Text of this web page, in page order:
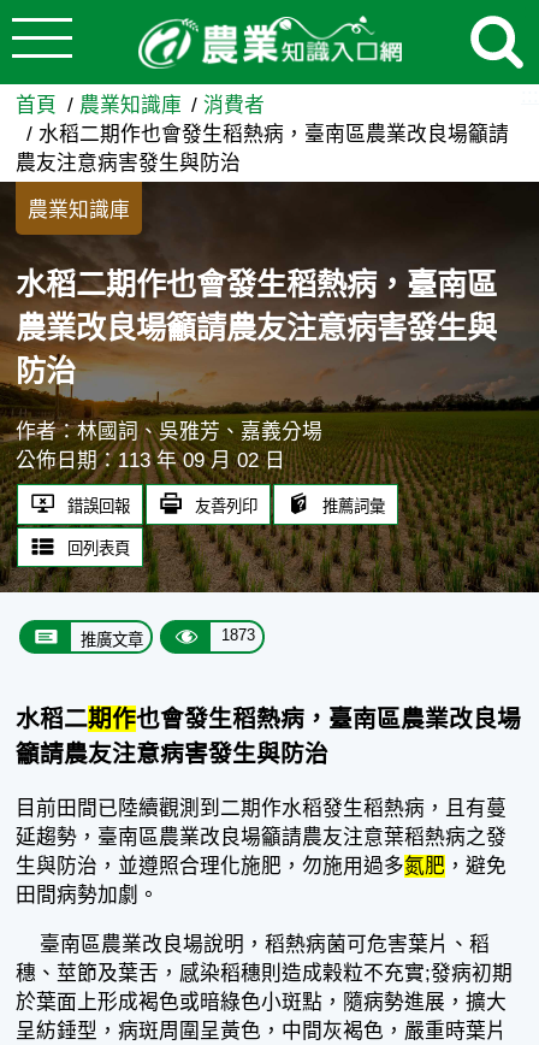
跳到主要內容
水稻二期作也會發生稻熱病
首頁 農業知識庫
消費者
水稻二期作也會發生稻熱病，臺南區農業改良場籲請
農友注意病害發生與防治
農業知識庫
水稻二期作也會發生稻熱病，臺南區
農業改良場籲請農友注意病害發生與
防治
作者：林國詞、吳雅芳、嘉義分場
公佈日期：113 年 09 月 02 日
錯誤回報 友善列印 推薦詞彙
回列表頁
推廣文章 1873
水稻二期作也會發生稻熱病，臺南區農業改良場
籲請農友注意病害發生與防治
目前田間已陸續觀測到二期作水稻發生稻熱病，且有蔓
延趨勢，臺南區農業改良場籲請農友注意葉稻熱病之發
生與防治，並遵照合理化施肥，勿施用過多氮肥 ，避免
田間病勢加劇。
臺南區農業改良場說明，稻熱病菌可危害葉片、稻
穗、莖節及葉舌，感染稻穗則造成榖粒不充實;發病初期
於葉面上形成褐色或暗綠色小斑點，隨病勢進展，擴大
呈紡錘型，病斑周圍呈黃色，中間灰褐色，嚴重時葉片